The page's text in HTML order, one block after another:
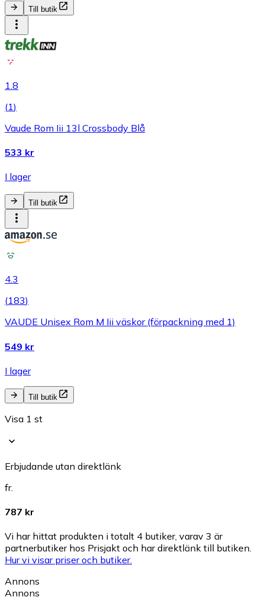
Till butik
1.8
(1)
Vaude Rom Iii 13l Crossbody Blå
533 kr
I lager
Till butik
4.3
(183)
VAUDE Unisex Rom M Iii väskor (förpackning med 1)
549 kr
I lager
Till butik
Visa 1 st
Erbjudande utan direktlänk
fr.
787 kr
Vi har hittat produkten i totalt 4 butiker, varav 3 är
partnerbutiker hos Prisjakt och har direktlänk till butiken.
Hur vi visar priser och butiker.
Annons
Annons